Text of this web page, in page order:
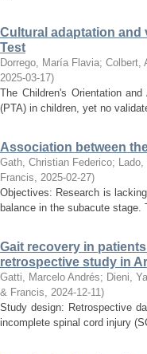
Cultural adaptation and
Test
Dorrego, María Flavia; Colbert,
2025-03-17)
The Children's Orientation
(PTA) in children, yet no
Association between
Gath, Christian Federico; Lado,
Francis, 2025-02-27)
Objectives: Research is
balance in the subacute
Gait recovery in
retrospective study in
Gatti, Marcelo Andrés; Dieni,
& Francis, 2024-12-11)
Study design: Retrospective
incomplete spinal cord injury